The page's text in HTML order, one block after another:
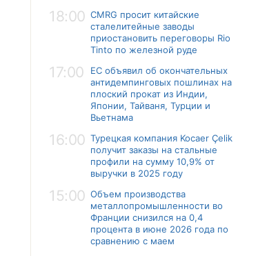
18:00 CMRG просит китайские
сталелитейные заводы
приостановить переговоры Rio
Tinto по железной руде
17:00
ЕС объявил об окончательных
антидемпинговых пошлинах на
плоский прокат из Индии,
Японии, Тайваня, Турции и
Вьетнама
16:00 Турецкая компания Kocaer Çelik
получит заказы на стальные
профили на сумму 10,9% от
выручки в 2025 году
15:00 Объем производства
металлопромышленности во
Франции снизился на 0,4
процента в июне 2026 года по
сравнению с маем